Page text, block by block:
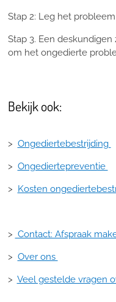
Stap 2: Leg het
Stap 3. Een
om het ongedierte
Bekijk ook:
> Ongediertebestrijding
> Ongediertepreventie
> Kosten
> Contact: Afspraak
> Over ons
> Veel gestelde vragen